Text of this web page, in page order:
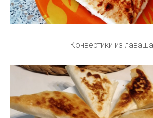
Конвертики из лаваша